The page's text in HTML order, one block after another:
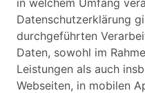
in welchem Umfang
Datenschutzerklärung
durchgeführten
Daten, sowohl im
Leistungen als auch
Webseiten, in mobilen